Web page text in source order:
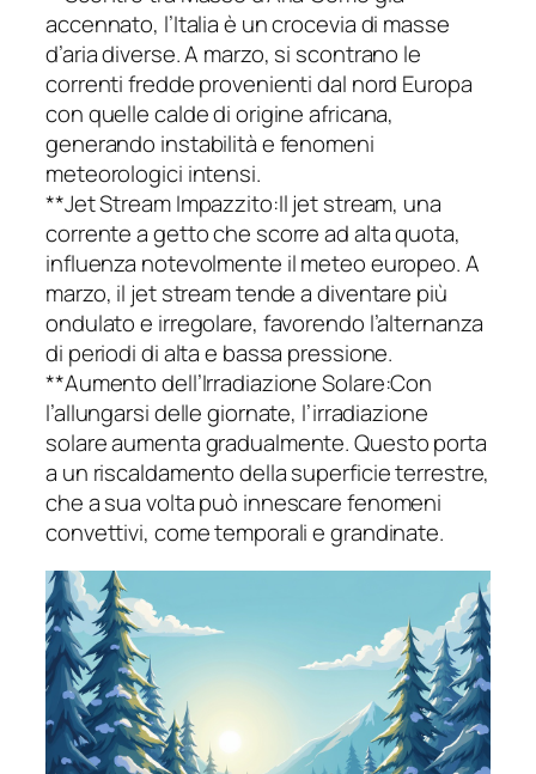
accennato, l’Italia è un crocevia di masse
d’aria diverse. A marzo, si scontrano le
correnti fredde provenienti dal nord Europa
con quelle calde di origine africana,
generando instabilità e fenomeni
meteorologici intensi.
**Jet Stream Impazzito:Il jet stream, una
corrente a getto che scorre ad alta quota,
influenza notevolmente il meteo europeo. A
marzo, il jet stream tende a diventare più
ondulato e irregolare, favorendo l’alternanza
di periodi di alta e bassa pressione.
**Aumento dell’Irradiazione Solare:Con
l’allungarsi delle giornate, l’irradiazione
solare aumenta gradualmente. Questo porta
a un riscaldamento della superficie terrestre,
che a sua volta può innescare fenomeni
convettivi, come temporali e grandinate.